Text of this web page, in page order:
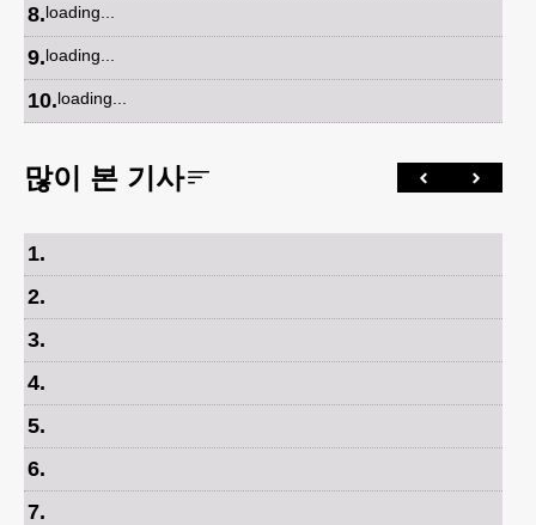
8.loading...
9.loading...
10.loading...
많이 본 기사
1.
2.
3.
4.
5.
6.
7.